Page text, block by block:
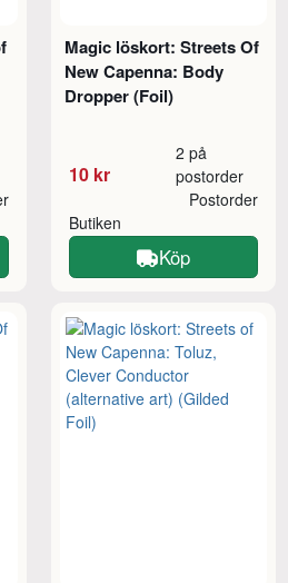
Magic löskort: Streets Of
New Capenna: Body
Dropper (Foil)
10 kr
2 på
postorder
Butiken
Postorder
Köp